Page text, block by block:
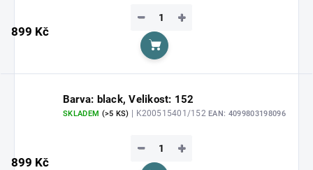
899 Kč
+
−
Do košíku
Barva: black, Velikost: 152
SKLADEM (>5 KS) | K200515401/152EAN: 4099803198096
899 Kč
+
−